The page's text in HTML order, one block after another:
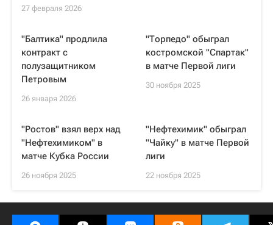
27 февраля 2026
"Балтика" продлила
контракт с
полузащитником
Петровым
26 января 2026
"Торпедо" обыграл
костромской "Спартак"
в матче Первой лиги
30 ноября 2025
"Ростов" взял верх над
"Нефтехимиком" в
матче Кубка России
26 ноября 2025
"Нефтехимик" обыграл
"Чайку" в матче Первой
лиги
22 ноября 2025